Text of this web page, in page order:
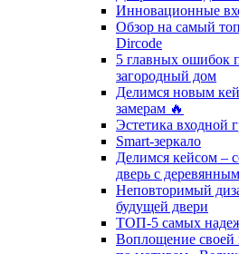
Инновационные
Обзор на самый
Dircode
5 главных ошибок
загородный дом
Делимся новым
замерам 🔥
Эстетика входной
Smart-зеркало
Делимся кейсом –
дверь с
Неповторимый
будущей двери
ТОП-5 самых
Воплощение своей